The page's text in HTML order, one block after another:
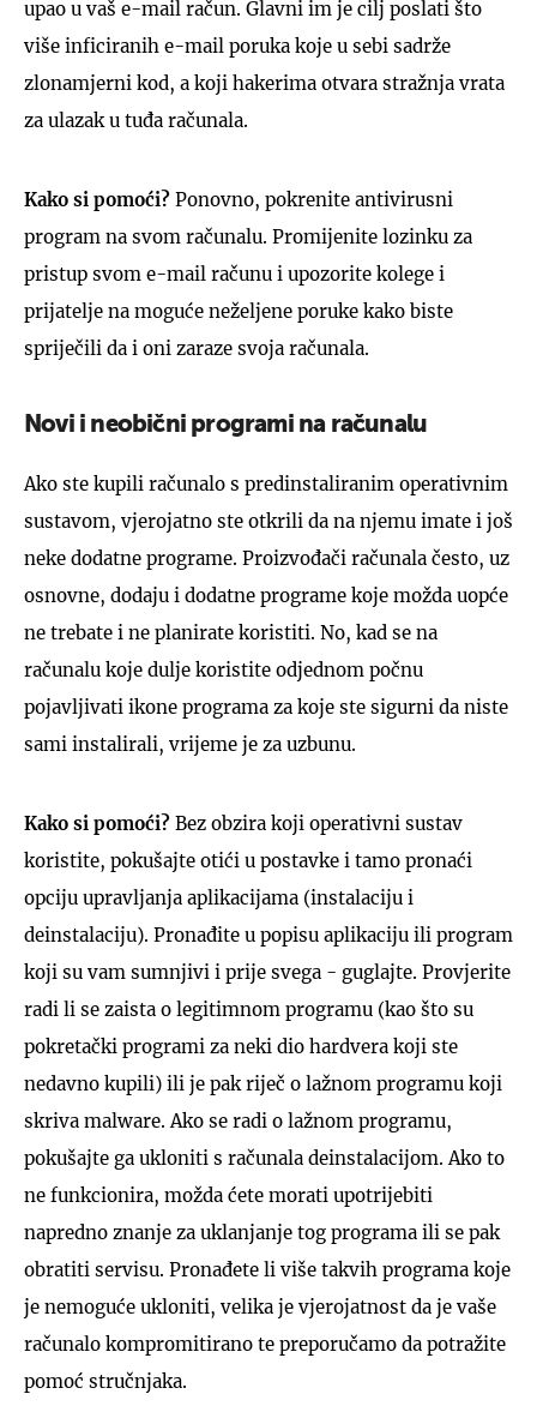
upao u vaš e-mail račun. Glavni im je cilj poslati što
više inficiranih e-mail poruka koje u sebi sadrže
zlonamjerni kod, a koji hakerima otvara stražnja vrata
za ulazak u tuđa računala.
Kako si pomoći? Ponovno, pokrenite antivirusni
program na svom računalu. Promijenite lozinku za
pristup svom e-mail računu i upozorite kolege i
prijatelje na moguće neželjene poruke kako biste
spriječili da i oni zaraze svoja računala.
Novi i neobični programi na računalu
Ako ste kupili računalo s predinstaliranim operativnim
sustavom, vjerojatno ste otkrili da na njemu imate i još
neke dodatne programe. Proizvođači računala često, uz
osnovne, dodaju i dodatne programe koje možda uopće
ne trebate i ne planirate koristiti. No, kad se na
računalu koje dulje koristite odjednom počnu
pojavljivati ikone programa za koje ste sigurni da niste
sami instalirali, vrijeme je za uzbunu.
Kako si pomoći? Bez obzira koji operativni sustav
koristite, pokušajte otići u postavke i tamo pronaći
opciju upravljanja aplikacijama (instalaciju i
deinstalaciju). Pronađite u popisu aplikaciju ili program
koji su vam sumnjivi i prije svega - guglajte. Provjerite
radi li se zaista o legitimnom programu (kao što su
pokretački programi za neki dio hardvera koji ste
nedavno kupili) ili je pak riječ o lažnom programu koji
skriva malware. Ako se radi o lažnom programu,
pokušajte ga ukloniti s računala deinstalacijom. Ako to
ne funkcionira, možda ćete morati upotrijebiti
napredno znanje za uklanjanje tog programa ili se pak
obratiti servisu. Pronađete li više takvih programa koje
je nemoguće ukloniti, velika je vjerojatnost da je vaše
računalo kompromitirano te preporučamo da potražite
pomoć stručnjaka.